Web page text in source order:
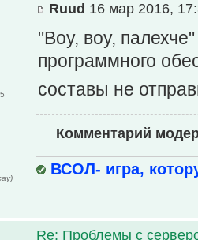
Ruud 16 мар 2016,
"Воу, воу,
программного
составы не
Комментарий
ВСОЛ- игра,
Re: Проблемы с